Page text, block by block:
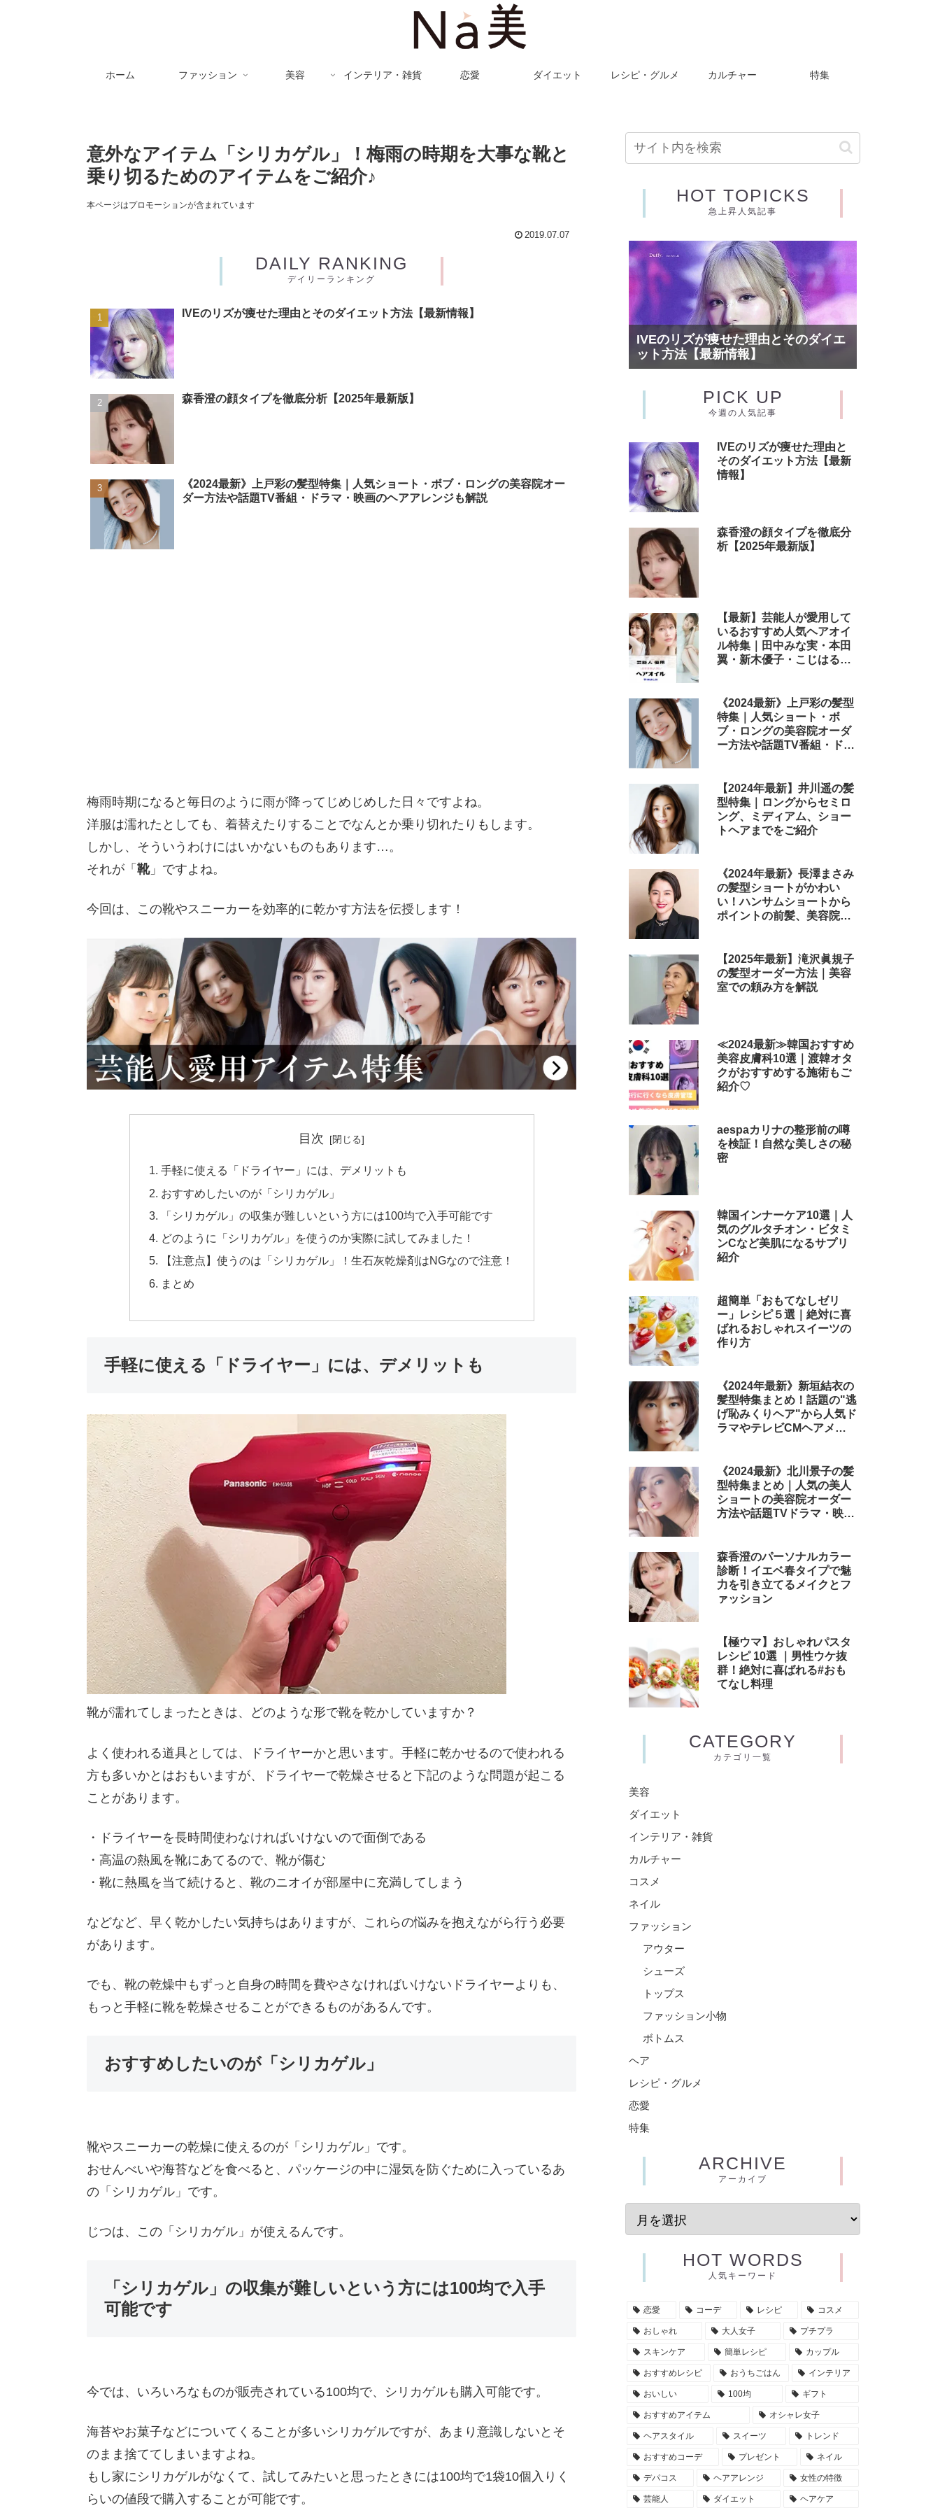
ホーム ファッション 美容 インテリア・雑貨 恋愛 ダイエット レシピ・グルメ カルチャー 特集
意外なアイテム「シリカゲル」！梅雨の時期を大事な靴と
乗り切るためのアイテムをご紹介♪
本ページはプロモーションが含まれています
2019.07.07
DAILY RANKING
デイリーランキング
IVEのリズが痩せた理由とそのダイエット方法【最新情報】
森香澄の顔タイプを徹底分析【2025年最新版】
《2024最新》上戸彩の髪型特集｜人気ショート・ボブ・ロングの美容院オー
ダー方法や話題TV番組・ドラマ・映画のヘアアレンジも解説
梅雨時期になると毎日のように雨が降ってじめじめした日々ですよね。
洋服は濡れたとしても、着替えたりすることでなんとか乗り切れたりもします。
しかし、そういうわけにはいかないものもあります…。
それが「 靴」ですよね。
今回は、この靴やスニーカーを効率的に乾かす方法を伝授します！
目次
手軽に使える「ドライヤー」には、デメリットも
おすすめしたいのが「シリカゲル」
「シリカゲル」の収集が難しいという方には100均で入手可能です
どのように「シリカゲル」を使うのか実際に試してみました！
【注意点】使うのは「シリカゲル」！生石灰乾燥剤はNGなので注意！
まとめ
手軽に使える「ドライヤー」には、デメリットも
靴が濡れてしまったときは、どのような形で靴を乾かしていますか？
よく使われる道具としては、ドライヤーかと思います。手軽に乾かせるので使われる
方も多いかとはおもいますが、ドライヤーで乾燥させると下記のような問題が起こる
ことがあります。
・ドライヤーを長時間使わなければいけないので面倒である
・高温の熱風を靴にあてるので、靴が傷む
・靴に熱風を当て続けると、靴のニオイが部屋中に充満してしまう
などなど、早く乾かしたい気持ちはありますが、これらの悩みを抱えながら行う必要
があります。
でも、靴の乾燥中もずっと自身の時間を費やさなければいけないドライヤーよりも、
もっと手軽に靴を乾燥させることができるものがあるんです。
おすすめしたいのが「シリカゲル」
靴やスニーカーの乾燥に使えるのが「シリカゲル」です。
おせんべいや海苔などを食べると、パッケージの中に湿気を防ぐために入っているあ
の「シリカゲル」です。
じつは、この「シリカゲル」が使えるんです。
「シリカゲル」の収集が難しいという方には100均で入手
可能です
今では、いろいろなものが販売されている100均で、シリカゲルも購入可能です。
海苔やお菓子などについてくることが多いシリカゲルですが、あまり意識しないとそ
のまま捨ててしまいますよね。
もし家にシリカゲルがなくて、試してみたいと思ったときには100均で1袋10個入りく
らいの値段で購入することが可能です。
HOT TOPICKS
急上昇人気記事
IVEのリズが痩せた理由とそのダイエ
ット方法【最新情報】
PICK UP
今週の人気記事
IVEのリズが痩せた理由と
そのダイエット方法【最新
情報】
森香澄の顔タイプを徹底分
析【2025年最新版】
【最新】芸能人が愛用して
いるおすすめ人気ヘアオイ
ル特集｜田中みな実・本田
翼・新木優子・こじはる・
テムまとめ
《2024最新》上戸彩の髪型
特集｜人気ショート・ボ
ブ・ロングの美容院オーダ
ー方法や話題TV番組・ドラ
【2024年最新】井川遥の髪
型特集｜ロングからセミロ
ング、ミディアム、ショー
トヘアまでをご紹介
《2024年最新》長澤まさみ
の髪型ショートがかわい
い！ハンサムショートから
ポイントの前髪、美容院で
【2025年最新】滝沢眞規子
の髪型オーダー方法｜美容
室での頼み方を解説
≪2024最新≫韓国おすすめ
美容皮膚科10選｜渡韓オタ
クがおすすめする施術もご
紹介♡
aespaカリナの整形前の噂
を検証！自然な美しさの秘
密
韓国インナーケア10選｜人
気のグルタチオン・ビタミ
ンCなど美肌になるサプリ
紹介
超簡単「おもてなしゼリ
ー」レシピ５選｜絶対に喜
ばれるおしゃれスイーツの
作り方
《2024年最新》新垣結衣の
髪型特集まとめ！話題の"逃
げ恥みくりヘア"から人気ド
ラマやテレビCMヘアメイ
《2024最新》北川景子の髪
型特集まとめ｜人気の美人
ショートの美容院オーダー
方法や話題TVドラマ・映画
森香澄のパーソナルカラー
診断！イエベ春タイプで魅
力を引き立てるメイクとフ
ァッション
【極ウマ】おしゃれパスタ
レシピ 10選 ｜男性ウケ抜
群！絶対に喜ばれる#おも
てなし料理
CATEGORY
カテゴリ一覧
美容
ダイエット
インテリア・雑貨
カルチャー
コスメ
ネイル
ファッション
アウター
シューズ
トップス
ファッション小物
ボトムス
ヘア
レシピ・グルメ
恋愛
特集
ARCHIVE
アーカイブ
HOT WORDS
人気キーワード
恋愛 コーデ レシピ コスメ
おしゃれ 大人女子 プチプラ
スキンケア 簡単レシピ カップル
おすすめレシピ おうちごはん インテリア
おいしい 100均 ギフト
おすすめアイテム オシャレ女子
ヘアスタイル スイーツ トレンド
おすすめコーデ プレゼント ネイル
デパコス ヘアアレンジ 女性の特徴
芸能人 ダイエット ヘアケア